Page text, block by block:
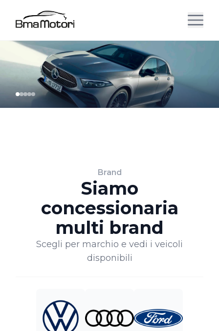
Brand
Siamo
concessionaria
multi brand
Scegli per marchio e vedi i veicoli
disponibili